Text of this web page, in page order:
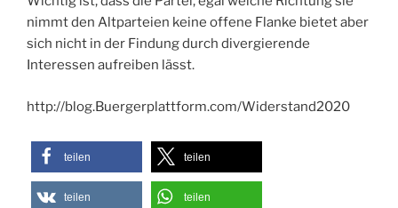
nimmt den Altparteien keine offene Flanke bietet aber
sich nicht in der Findung durch divergierende
Interessen aufreiben lässt.
http://blog.Buergerplattform.com/Widerstand2020
teilen teilen
teilen teilen